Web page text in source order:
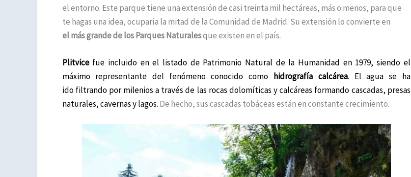
el entorno. Este parque tiene una extensión de casi treinta mil hectáreas, más o menos, para que
te hagas una idea, ocuparía la mitad de la Comunidad de Madrid. Su extensión lo convierte en
el más grande de los Parques Naturalesque existen en el país.
Plitvicefue incluido en el listado de Patrimonio Natural de la Humanidad en 1979, siendo el
máximo representante del fenómeno conocido como hidrografía calcárea. El agua se ha
ido filtrando por milenios a través de las rocas dolomíticas y calcáreas formando cascadas, presas
naturales, cavernas y lagos. De hecho, sus cascadas tobáceas están en constante crecimiento.